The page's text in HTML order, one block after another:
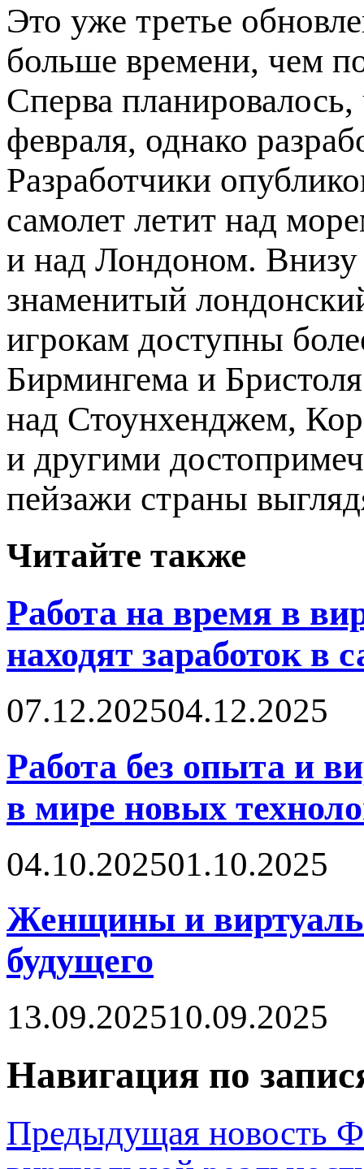
Это уже третье
больше времени, чем
Сперва
февраля, однако
Разработчики
самолет летит над
и над Лондоном. Внизу
знаменитый
игрокам доступны
Бирмингема и
над Стоунхенджем,
и другими
пейзажи страны
Читайте также
Работа на время в
находят заработок в
07.12.202504.12.2025
Работа без опыта и
в мире новых
04.10.202501.10.2025
Женщины и
будущего
13.09.202510.09.2025
Навигация по
Предыдущая новость